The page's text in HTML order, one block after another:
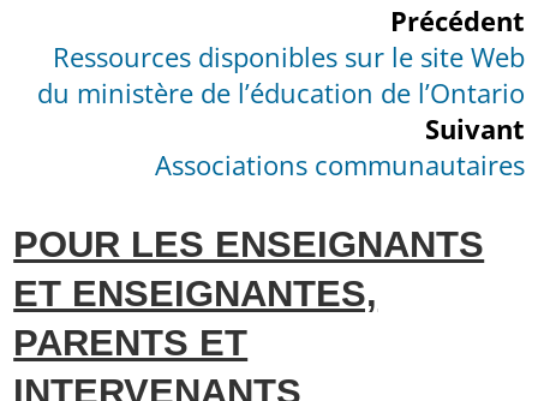
Précédent
Ressources disponibles sur le site Web
du ministère de l’éducation de l’Ontario
Suivant
Associations communautaires
POUR LES ENSEIGNANTS
ET ENSEIGNANTES,
PARENTS ET
INTERVENANTS